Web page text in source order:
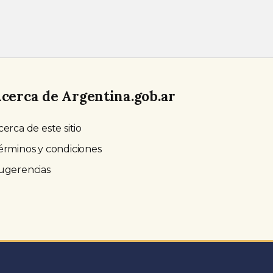
de Argentina.gob.ar
de este sitio
y condiciones